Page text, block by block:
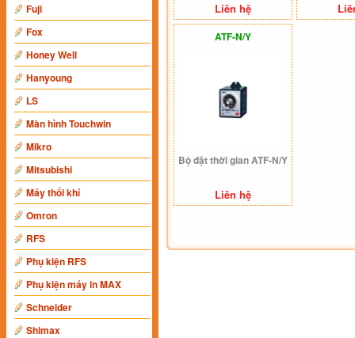
Fuji
Fox
Honey Well
Hanyoung
LS
Màn hình Touchwin
Mikro
Mitsubishi
Máy thổi khí
Omron
RFS
Phụ kiện RFS
Phụ kiện máy in MAX
Schneider
Shimax
Liên hệ
ATF-N/Y
Bộ đặt thời gian ATF-N/Y
Liên hệ